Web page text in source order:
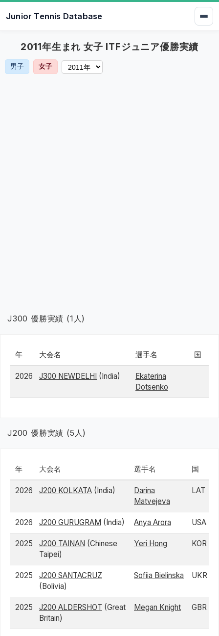
Junior Tennis Database
2011年生まれ 女子 ITFジュニア優勝実績
男子 女子
J300 優勝実績 (1人)
年 大会名 選手名 国
2026 J300 NEWDELHI (India)
Ekaterina
Dotsenko
J200 優勝実績 (5人)
年 大会名 選手名 国
2026 J200 KOLKATA (India)
Darina
Matvejeva
LAT
2026 J200 GURUGRAM (India) Anya Arora USA
2025 J200 TAINAN (Chinese
Taipei)
Yeri Hong KOR
2025
J200 SANTACRUZ
(Bolivia)
Sofiia Bielinska UKR
2025 J200 ALDERSHOT (Great
Britain)
Megan Knight GBR